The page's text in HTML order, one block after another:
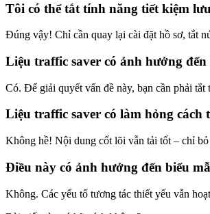
Tôi có thể tắt tính năng tiết kiệm
Đúng vậy! Chỉ cần quay lại cài đặt hồ sơ, tắt
Liệu traffic saver có ảnh hưởng
Có. Để giải quyết vấn đề này, bạn cần phải
Liệu traffic saver có làm hỏng cách
Không hề! Nội dung cốt lõi vẫn tải tốt – chỉ
Điều này có ảnh hưởng đến biểu
Không. Các yếu tố tương tác thiết yếu vẫn